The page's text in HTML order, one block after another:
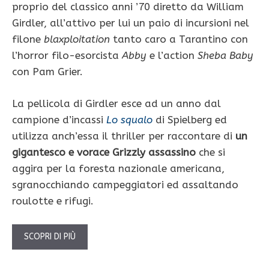
proprio del classico anni ’70 diretto da William
Girdler, all’attivo per lui un paio di incursioni nel
filone blaxploitation tanto caro a Tarantino con
l’horror filo-esorcistaAbby e l’action Sheba Baby
con Pam Grier.
La pellicola di Girdler esce ad un anno dal
campione d’incassi Lo squalo di Spielberg ed
utilizza anch’essa il thriller per raccontare di un
gigantesco e vorace Grizzly assassino che si
aggira per la foresta nazionale americana,
sgranocchiando campeggiatori ed assaltando
roulotte e rifugi.
SCOPRI DI PIÙ